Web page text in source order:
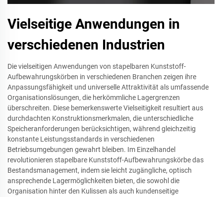
Vielseitige Anwendungen in
verschiedenen Industrien
Die vielseitigen Anwendungen von stapelbaren Kunststoff-
Aufbewahrungskörben in verschiedenen Branchen zeigen ihre
Anpassungsfähigkeit und universelle Attraktivität als umfassende
Organisationslösungen, die herkömmliche Lagergrenzen
überschreiten. Diese bemerkenswerte Vielseitigkeit resultiert aus
durchdachten Konstruktionsmerkmalen, die unterschiedliche
Speicheranforderungen berücksichtigen, während gleichzeitig
konstante Leistungsstandards in verschiedenen
Betriebsumgebungen gewahrt bleiben. Im Einzelhandel
revolutionieren stapelbare Kunststoff-Aufbewahrungskörbe das
Bestandsmanagement, indem sie leicht zugängliche, optisch
ansprechende Lagermöglichkeiten bieten, die sowohl die
Organisation hinter den Kulissen als auch kundenseitige